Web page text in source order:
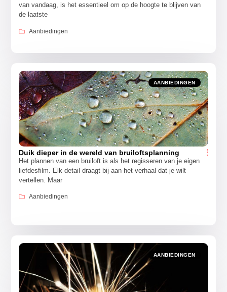
van vandaag, is het essentieel om op de hoogte te blijven van
de laatste
Aanbiedingen
AANBIEDINGEN
Duik dieper in de wereld van bruiloftsplanning
Het plannen van een bruiloft is als het regisseren van je eigen
liefdesfilm. Elk detail draagt bij aan het verhaal dat je wilt
vertellen. Maar
Aanbiedingen
AANBIEDINGEN